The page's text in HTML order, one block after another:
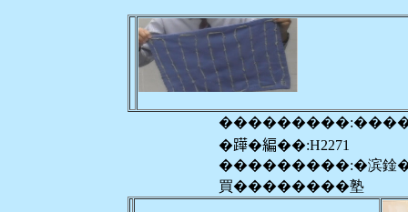
�𨅯�編��:H2271
���������:�滨鍂
買��������塾